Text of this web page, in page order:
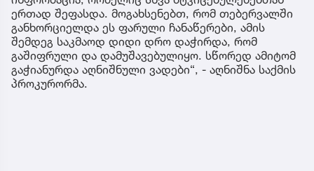
ერთად შეფასდა. მოგახსენებთ, რომ თებერვალში
განხორციელდა ეს ფარული ჩანაწერები, ამის
შემდეგ საკმაოდ დიდი დრო დაჭირდა, რომ
გაშიფრული და დამუშავებულიყო. სწორედ ამიტომ
გაჭიანურდა აღნიშნული ვადები“, - აღნიშნა საქმის
პროკურორმა.